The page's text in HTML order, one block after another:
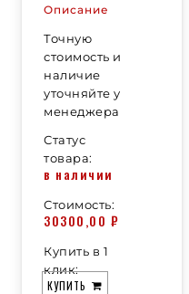
Описание
Точную
стоимость и
наличие
уточняйте у
менеджера
Статус
товара:
в наличии
Стоимость:
30300,00 ₽
Купить в 1
клик:
КУПИТЬ